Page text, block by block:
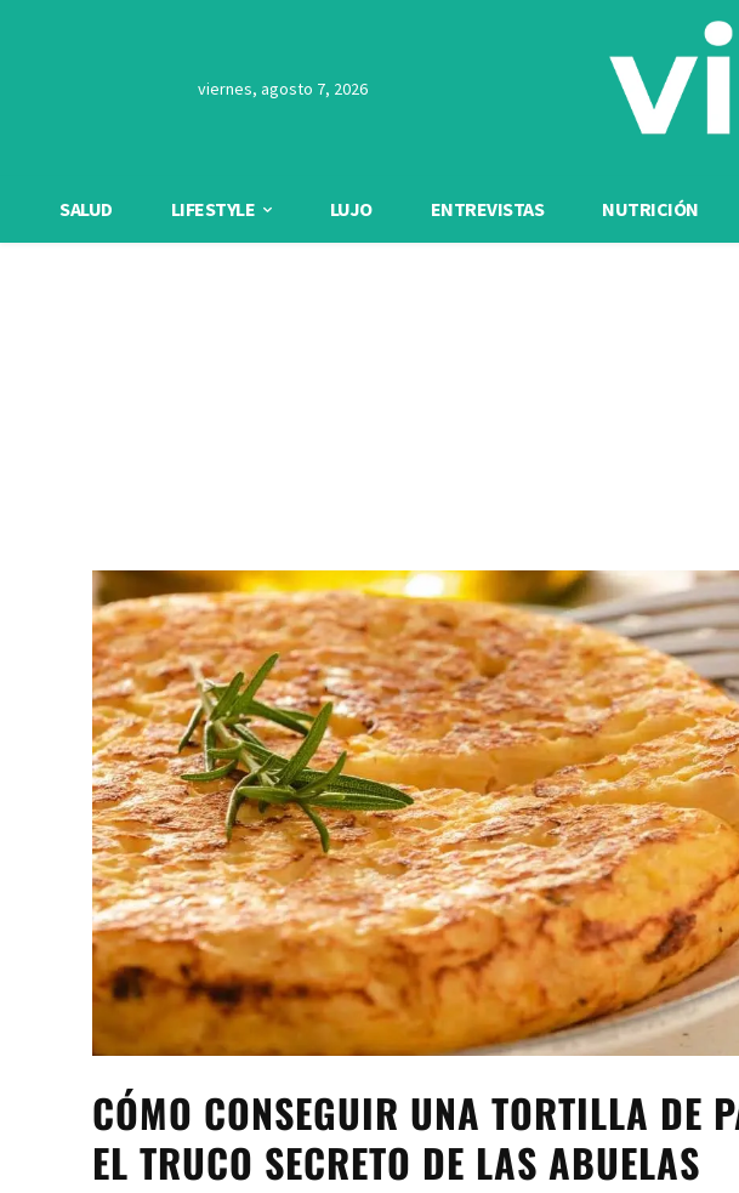
viernes, agosto 7, 2026
SALUD LIFESTYLE LUJO ENTREVISTAS NUTRICIÓN
CÓMO CONSEGUIR UNA TORTILLA DE
EL TRUCO SECRETO DE LAS ABUELAS